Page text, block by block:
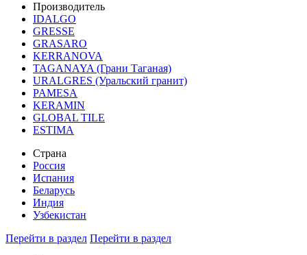
Производитель
IDALGO
GRESSE
GRASARO
KERRANOVA
TAGANAYA (Грани Таганая)
URALGRES (Уральский гранит)
PAMESA
KERAMIN
GLOBAL TILE
ESTIMA
Страна
Россия
Испания
Беларусь
Индия
Узбекистан
Перейти в раздел Перейти в раздел